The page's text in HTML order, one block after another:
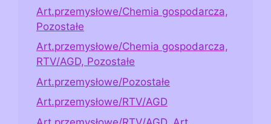
Art.przemysłowe/Chemia gospodarcza,
Pozostałe
Art.przemysłowe/Chemia gospodarcza,
RTV/AGD, Pozostałe
Art.przemysłowe/Pozostałe
Art.przemysłowe/RTV/AGD